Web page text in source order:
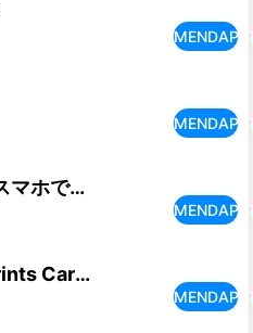
年賀状 2025 スマホで写真年賀状 写真で年賀状作成
Shutterfly: Prints Cards Gifts